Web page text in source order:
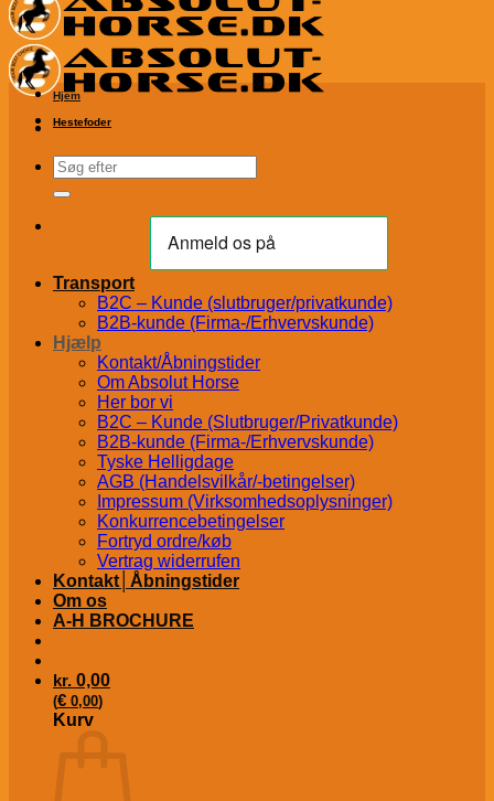
Søg
efter:
Transport
B2C – Kunde (slutbruger/privatkunde)
B2B-kunde (Firma-/Erhvervskunde)
Hjælp
Kontakt/Åbningstider
Om Absolut Horse
Her bor vi
B2C – Kunde (Slutbruger/Privatkunde)
B2B-kunde (Firma-/Erhvervskunde)
Tyske Helligdage
AGB (Handelsvilkår/-betingelser)
Impressum (Virksomhedsoplysninger)
Konkurrencebetingelser
Fortryd ordre/køb
Vertrag widerrufen
Kontakt│Åbningstider
Om os
A-H BROCHURE
kr. 0,00
(€ 0,00)
Kurv
Hjem
Hestefoder